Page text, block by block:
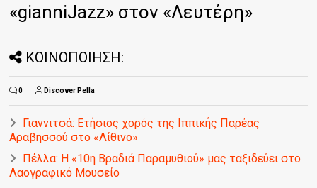
«gianniJazz» στον «Λευτέρη»
ΚΟΙΝΟΠΟΙΗΣΗ:
0 Discover Pella
Γιαννιτσά: Ετήσιος χορός της Ιππικής Παρέας
Αραβησσού στο «Λίθινο»
Πέλλα: Η «10η Βραδιά Παραμυθιού» μας ταξιδεύει στο
Λαογραφικό Μουσείο